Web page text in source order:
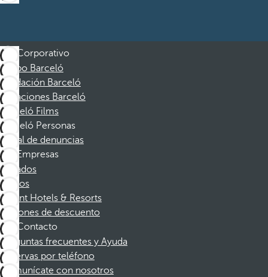
Corporativo
Grupo Barceló
Fundación Barceló
Vacaciones Barceló
Barceló Films
Barceló Personas
Canal de denuncias
Empresas
Afiliados
Socios
Dorint Hotels & Resorts
Cupones de descuento
Contacto
Preguntas frecuentes y Ayuda
Reservas por teléfono
Comunícate con nosotros